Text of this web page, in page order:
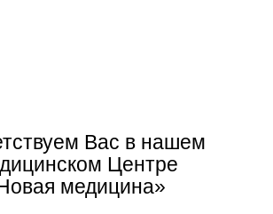
Вас в нашем
Центре
медицина»